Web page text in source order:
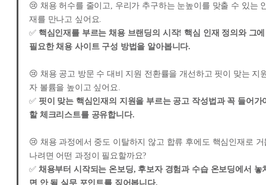
😢 채용 허수를 줄이고, 우리가 추구하는 눈높이를 맞출 수 있는
재를 만나고 싶어요.
✅ 핵심인재를 부르는 채용 브랜딩의 시작! 핵심 인재 정의와 그에
필요한 채용 사이트 구성 방법을 알아봅니다.
😢 채용 공고 방문 수 대비 지원 전환률을 개선하고 핏이 맞는 지
자 볼륨을 높이고 싶어요.
✅ 핏이 맞는 핵심인재의 지원을 부르는 공고 작성법과 꼭 들어가
할 체크리스트를 공유합니다.
😢 채용 과정에서 중도 이탈하지 않고 합류 후에도 핵심인재로 거
나려면 어떤 과정이 필요할까요?
✅ 채용부터 시작되는 온보딩, 후보자 경험과 수습 온보딩에서 놓
면 안 될 실무 포인트를 짚어봅니다.